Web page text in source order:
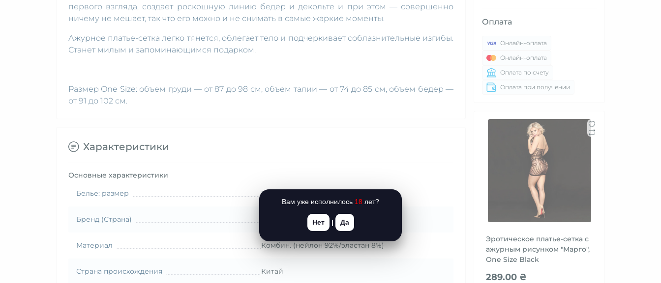
Оплата
Онлайн-оплата
Онлайн-оплата
Оплата по счету
Оплата при получении
Эротическое платье-сетка с
ажурным рисунком "Марго",
One Size Black
289.00 ₴
первого взгляда, создает роскошную линию бедер и декольте и при этом — совершенно
ничему не мешает, так что его можно и не снимать в самые жаркие моменты.
Ажурное платье-сетка легко тянется, облегает тело и подчеркивает соблазнительные изгибы.
Станет милым и запоминающимся подарком.
Размер One Size: объем груди — от 87 до 98 см, объем талии — от 74 до 85 см, объем бедер —
от 91 до 102 см.
Характеристики
Основные характеристики
Белье: размер S/M
Бренд (Страна)
Материал Комбин. (нейлон 92%/эластан 8%)
Страна происхождения Китай
Вам уже исполнилось 18 лет?
Нет | Да